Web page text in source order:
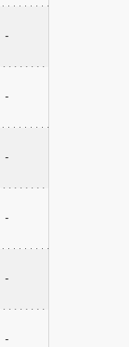
-
-
-
-
-
-